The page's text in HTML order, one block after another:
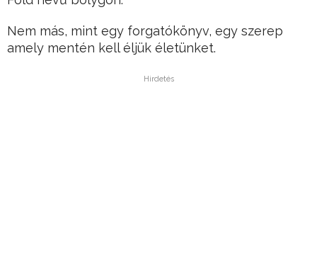
Nem más, mint egy forgatókönyv, egy szerep
amely mentén kell éljük életünket.
Hirdetés